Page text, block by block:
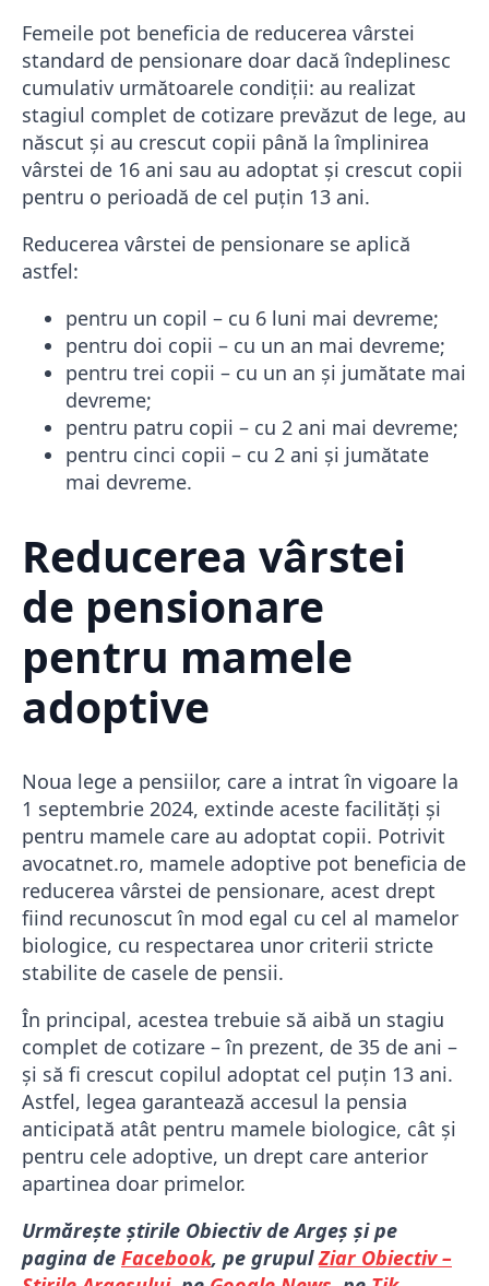
Femeile pot beneficia de reducerea vârstei
standard de pensionare doar dacă îndeplinesc
cumulativ următoarele condiții: au realizat
stagiul complet de cotizare prevăzut de lege, au
născut și au crescut copii până la împlinirea
vârstei de 16 ani sau au adoptat și crescut copii
pentru o perioadă de cel puțin 13 ani.
Reducerea vârstei de pensionare se aplică
astfel:
pentru un copil – cu 6 luni mai devreme;
pentru doi copii – cu un an mai devreme;
pentru trei copii – cu un an și jumătate mai
devreme;
pentru patru copii – cu 2 ani mai devreme;
pentru cinci copii – cu 2 ani și jumătate
mai devreme.
Reducerea vârstei
de pensionare
pentru mamele
adoptive
Noua lege a pensiilor, care a intrat în vigoare la
1 septembrie 2024, extinde aceste facilități și
pentru mamele care au adoptat copii. Potrivit
avocatnet.ro, mamele adoptive pot beneficia de
reducerea vârstei de pensionare, acest drept
fiind recunoscut în mod egal cu cel al mamelor
biologice, cu respectarea unor criterii stricte
stabilite de casele de pensii.
În principal, acestea trebuie să aibă un stagiu
complet de cotizare – în prezent, de 35 de ani –
și să fi crescut copilul adoptat cel puțin 13 ani.
Astfel, legea garantează accesul la pensia
anticipată atât pentru mamele biologice, cât și
pentru cele adoptive, un drept care anterior
apartinea doar primelor.
Urmărește știrile Obiectiv de Argeș și pe
pagina de Facebook, pe grupulZiar Obiectiv –